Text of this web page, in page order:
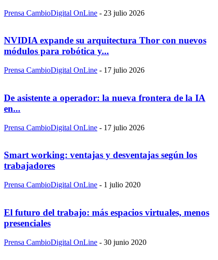
Prensa CambioDigital OnLine - 23 julio 2026
NVIDIA expande su arquitectura Thor con nuevos
módulos para robótica y...
Prensa CambioDigital OnLine - 17 julio 2026
De asistente a operador: la nueva frontera de la IA
en...
Prensa CambioDigital OnLine - 17 julio 2026
Smart working: ventajas y desventajas según los
trabajadores
Prensa CambioDigital OnLine - 1 julio 2020
El futuro del trabajo: más espacios virtuales, menos
presenciales
Prensa CambioDigital OnLine - 30 junio 2020